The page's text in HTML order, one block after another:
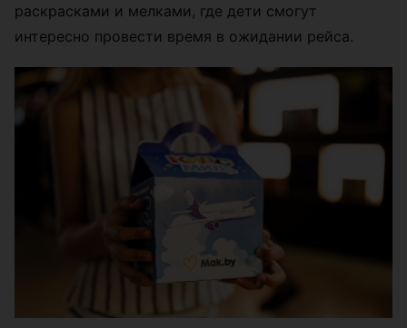
раскрасками и мелками, где дети смогут
интересно провести время в ожидании рейса.